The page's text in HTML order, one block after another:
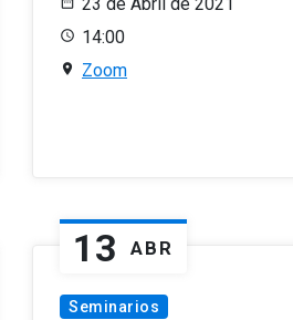
14:00
Zoom
13 ABR
Seminarios